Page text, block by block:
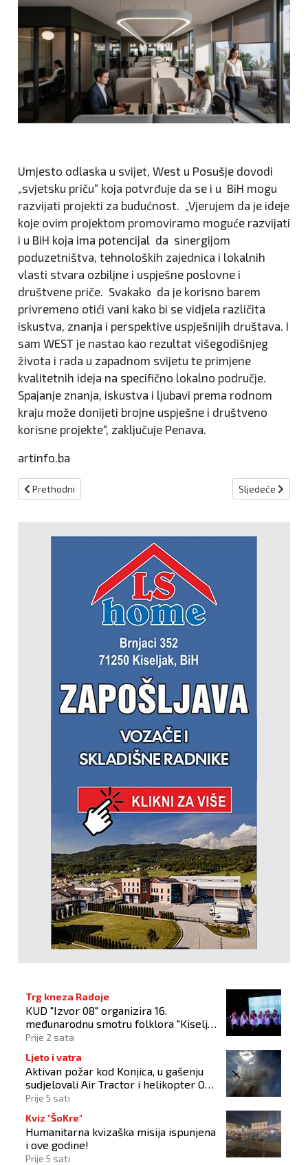
Umjesto odlaska u svijet, West u Posušje dovodi
„svjetsku priču“ koja potvrđuje da se i u BiH mogu
razvijati projekti za budućnost. „Vjerujem da je ideje
koje ovim projektom promoviramo moguće razvijati
i u BiH koja ima potencijal da sinergijom
poduzetništva, tehnoloških zajednica i lokalnih
vlasti stvara ozbiljne i uspješne poslovne i
društvene priče. Svakako da je korisno barem
privremeno otići vani kako bi se vidjela različita
iskustva, znanja i perspektive uspješnijih društava. I
sam WEST je nastao kao rezultat višegodišnjeg
života i rada u zapadnom svijetu te primjene
kvalitetnih ideja na specifično lokalno područje.
Spajanje znanja, iskustva i ljubavi prema rodnom
kraju može donijeti brojne uspješne i društveno
korisne projekte“, zaključuje Penava.
artinfo.ba
Prethodni članak: Dujo s predstavnicama Obrtničke komore KSB
Prethodni Sljedeći
Sljedeće
Trg kneza Radoje
KUD "Izvor 08" organizira 16.
međunarodnu smotru folklora "Kiseljak
2026"
Prije 2 sata
Ljeto i vatra
Aktivan požar kod Konjica, u gašenju
sudjelovali Air Tractor i helikopter OS-
a BiH
Prije 5 sati
Kviz "ŠoKre"
Humanitarna kvizaška misija ispunjena
i ove godine!
Prije 5 sati